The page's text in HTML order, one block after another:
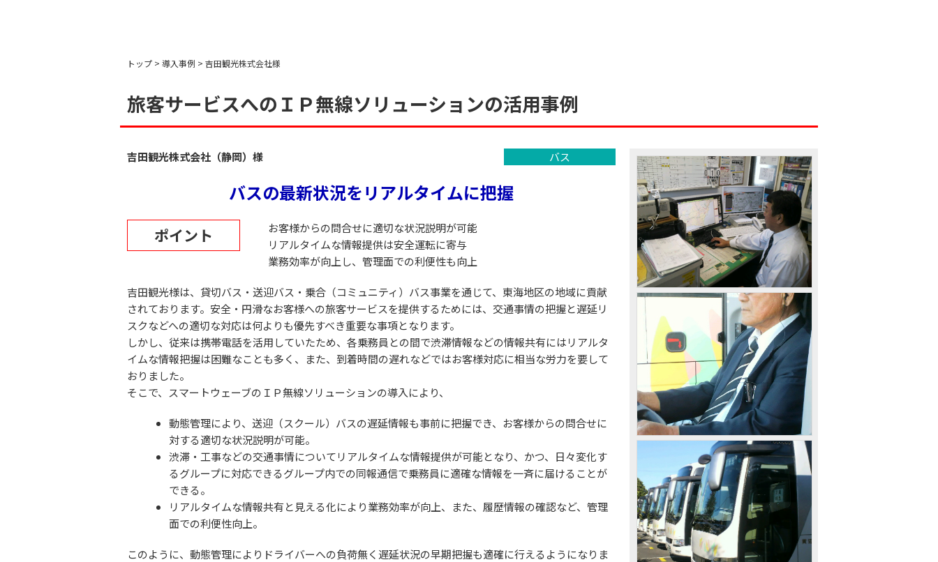
トップ 導入事例 吉田観光株式会社様
旅客サービスへのＩＰ無線ソリューションの活用事例
吉田観光株式会社（静岡）様 バス
バスの最新状況をリアルタイムに把握
ポイント
お客様からの問合せに適切な状況説明が可能
リアルタイムな情報提供は安全運転に寄与
業務効率が向上し、管理面での利便性も向上
吉田観光様は、貸切バス・送迎バス・乗合（コミュニティ）バス事業を通じて、東海地区の地域に貢献
されております。安全・円滑なお客様への旅客サービスを提供するためには、交通事情の把握と遅延リ
スクなどへの適切な対応は何よりも優先すべき重要な事項となります。
しかし、従来は携帯電話を活用していたため、各乗務員との間で渋滞情報などの情報共有にはリアルタ
イムな情報把握は困難なことも多く、また、到着時間の遅れなどではお客様対応に相当な労力を要して
おりました。
そこで、スマートウェーブのＩＰ無線ソリューションの導入により、
動態管理により、送迎（スクール）バスの遅延情報も事前に把握でき、お客様からの問合せに
対する適切な状況説明が可能。
渋滞・工事などの交通事情についてリアルタイムな情報提供が可能となり、かつ、日々変化す
るグループに対応できるグループ内での同報通信で乗務員に適確な情報を一斉に届けることが
できる。
リアルタイムな情報共有と見える化により業務効率が向上、また、履歴情報の確認など、管理
面での利便性向上。
このように、動態管理によりドライバーへの負荷無く遅延状況の早期把握も適確に行えるようになりま